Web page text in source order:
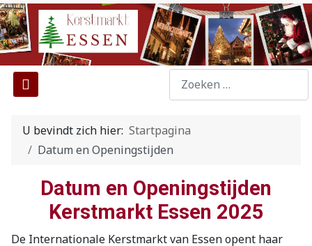
U bevindt zich hier: Startpagina
Datum en Openingstijden
Datum en Openingstijden
Kerstmarkt Essen 2025
De Internationale Kerstmarkt van Essen opent haar